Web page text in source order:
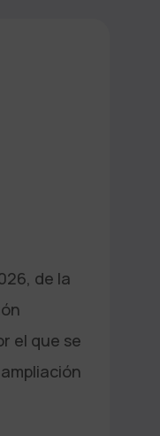
de la
el que se